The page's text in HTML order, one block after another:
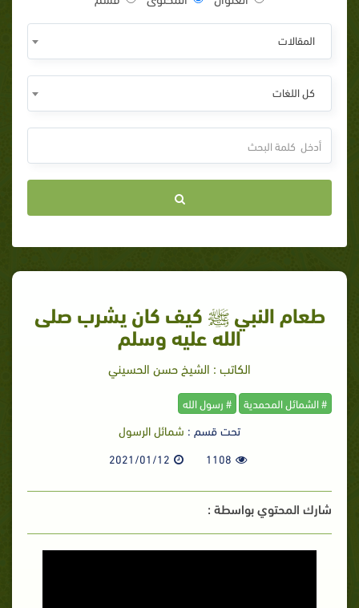
المقالات
كل اللغات
طعام النبي ﷺ كيف كان يشرب صلى
الله عليه وسلم
الكاتب : الشيخ حسن الحسيني
# الشمائل المحمدية # رسول الله
تحت قسم : شمائل الرسول
1108
2021/01/12
شارك المحتوي بواسطة :